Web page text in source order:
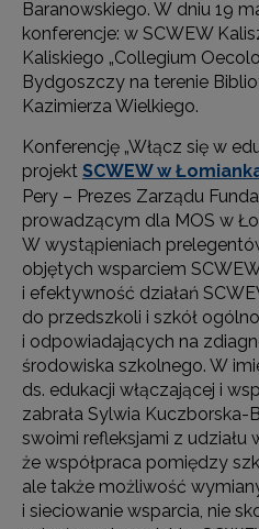
Baranowskiego. W dniu 19
konferencje: w SCWEW
Kaliskiego „Collegium
Bydgoszczy na terenie
Kazimierza Wielkiego.
Konferencję „Włącz się w
projekt SCWEW w
Pery – Prezes Zarządu
prowadzącym dla MOS w
W wystąpieniach
objętych wsparciem
i efektywność działań
do przedszkoli i szkół
i odpowiadających na
środowiska szkolnego. W
ds. edukacji włączającej i
zabrała Sylwia Kuczborska-
swoimi refleksjami z udziału
że współpraca pomiędzy
ale także możliwość
i sieciowanie wsparcia, nie